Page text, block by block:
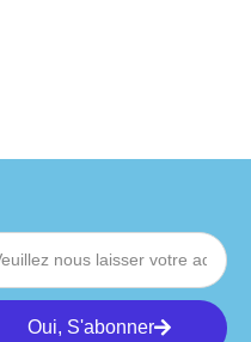
Oui, S'abonner